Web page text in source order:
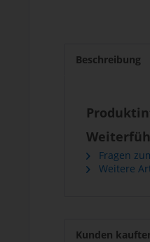
Beschreibung
Fragen
Weitere
Kunden